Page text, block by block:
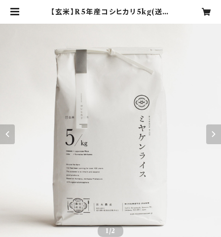
【玄米】R5年産コシヒカリ5kg(送料
1 /2